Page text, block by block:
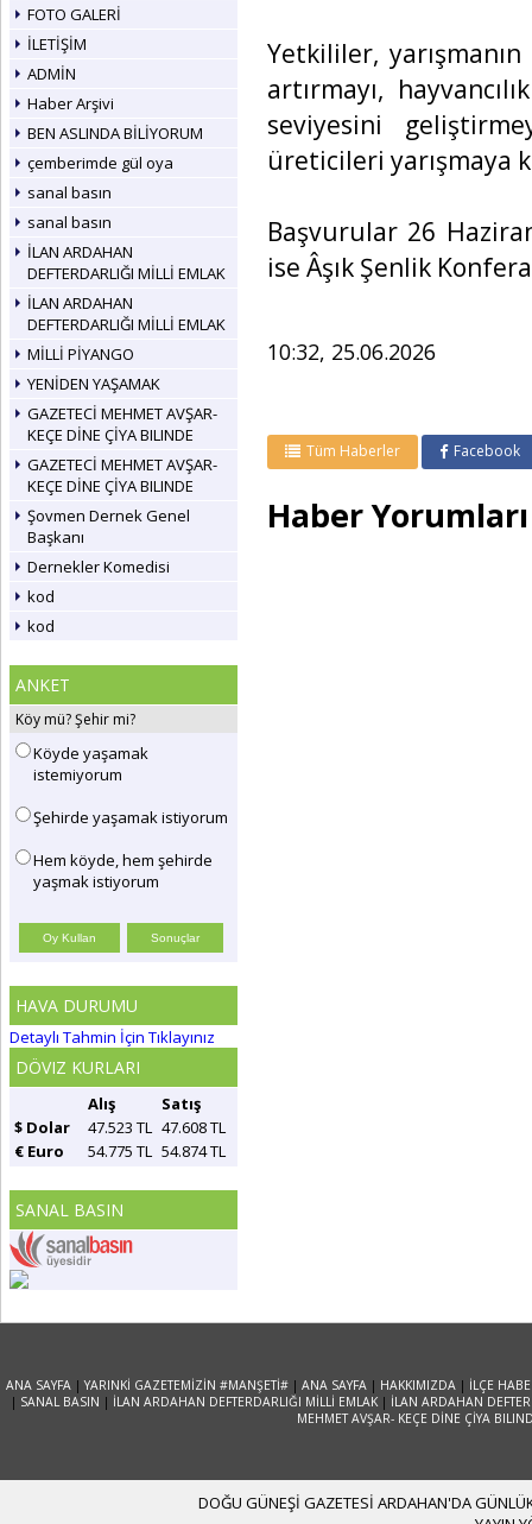
FOTO GALERİ
İLETİŞİM
ADMİN
Haber Arşivi
BEN ASLINDA BİLİYORUM
çemberimde gül oya
sanal basın
sanal basın
İLAN ARDAHAN
DEFTERDARLIĞI MİLLİ EMLAK
İLAN ARDAHAN
DEFTERDARLIĞI MİLLİ EMLAK
MİLLİ PİYANGO
YENİDEN YAŞAMAK
GAZETECİ MEHMET AVŞAR-
KEÇE DİNE ÇİYA BILINDE
GAZETECİ MEHMET AVŞAR-
KEÇE DİNE ÇİYA BILINDE
Şovmen Dernek Genel
Başkanı
Dernekler Komedisi
kod
kod
ANKET
Köy mü? Şehir mi?
Köyde yaşamak
istemiyorum
Şehirde yaşamak istiyorum
Hem köyde, hem şehirde
yaşmak istiyorum
HAVA DURUMU
Detaylı Tahmin İçin Tıklayınız
DÖVIZ KURLARI
Alış
Satış
$ Dolar
47.523 TL 47.608 TL
€ Euro
54.775 TL 54.874 TL
SANAL BASIN
Yetkililer,
artırmayı,
seviyesini
üreticileri yarışmaya
Başvurular 26
ise Âşık Şenlik
10:32, 25.06.2026
Tüm Haberler Facebook
Haber Yorumları
ANA SAYFA |YARINKİ GAZETEMİZİN #MANŞETİ# |ANA SAYFA | HAKKIMIZDA | İLÇE
| SANAL BASIN | İLAN ARDAHAN DEFTERDARLIĞI MİLLİ EMLAK | İLAN ARDAHAN
MEHMET AVŞAR- KEÇE DİNE ÇİYA
DOĞU GÜNEŞİ GAZETESİ ARDAHAN'DA